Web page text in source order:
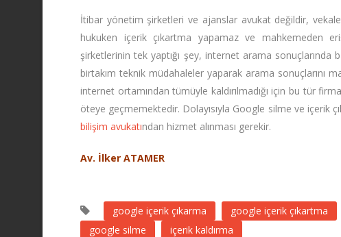
İtibar yönetim şirketleri ve ajanslar avukat değildir,
hukuken içerik çıkartma yapamaz ve mahkemeden
şirketlerinin tek yaptığı şey, internet arama sonuçlarında
birtakım teknik müdahaleler yaparak arama sonuçlarını
internet ortamından tümüyle kaldırılmadığı için bu tür
öteye geçmemektedir. Dolayısıyla Google silme ve içerik
bilişim avukatından hizmet alınması gerekir.
Av. İlker ATAMER
google içerik çıkarma google içerik çıkartma
google silme
içerik kaldırma